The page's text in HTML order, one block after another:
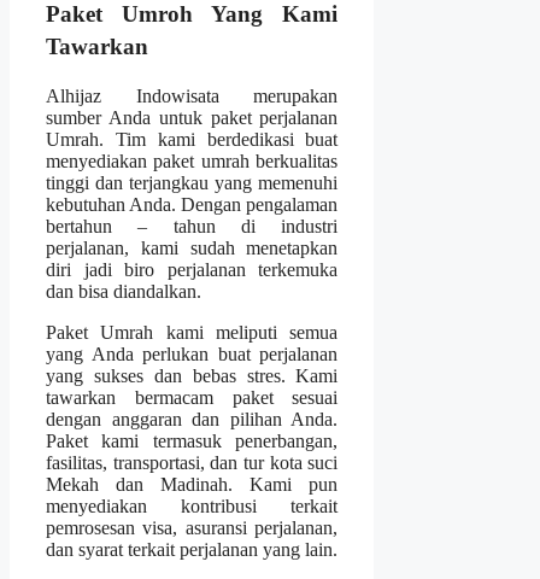
Paket Umroh Yang Kami
Tawarkan
Alhijaz Indowisata merupakan
sumber Anda untuk paket perjalanan
Umrah. Tim kami berdedikasi buat
menyediakan paket umrah berkualitas
tinggi dan terjangkau yang memenuhi
kebutuhan Anda. Dengan pengalaman
bertahun – tahun di industri
perjalanan, kami sudah menetapkan
diri jadi biro perjalanan terkemuka
dan bisa diandalkan.
Paket Umrah kami meliputi semua
yang Anda perlukan buat perjalanan
yang sukses dan bebas stres. Kami
tawarkan bermacam paket sesuai
dengan anggaran dan pilihan Anda.
Paket kami termasuk penerbangan,
fasilitas, transportasi, dan tur kota suci
Mekah dan Madinah. Kami pun
menyediakan kontribusi terkait
pemrosesan visa, asuransi perjalanan,
dan syarat terkait perjalanan yang lain.